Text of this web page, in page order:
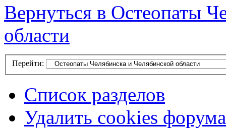
Вернуться в Остеопаты
области
Перейти:
Список разделов
Удалить cookies форума